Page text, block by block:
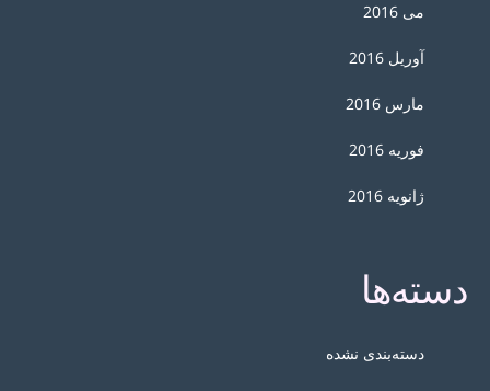
می 2016
آوریل 2016
مارس 2016
فوریه 2016
ژانویه 2016
دسته‌ها
دسته‌بندی نشده